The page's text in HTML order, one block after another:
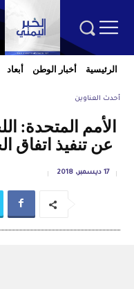
الرئيسية أخبار الوطن أبعاد
أحدث العناوين
الأمم المتحدة:
عن تنفيذ اتفاق
17 ديسمبر، 2018